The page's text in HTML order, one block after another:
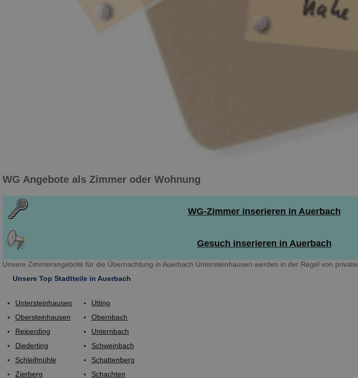
WG Angebote als Zimmer oder Wohnung
WG-Zimmer inserieren in Auerbach
Gesuch inserieren in Auerbach
Unsere Zimmerangebote für die Übernachtung in Auerbach Untersteinhausen werden in der Regel von
Unsere Top Stadtteile in Auerbach
Untersteinhausen
Obersteinhausen
Reiperding
Diederting
Schleifmühle
Zierberg
Utting
Obernbach
Unternbach
Schweinbach
Schattenberg
Schachten